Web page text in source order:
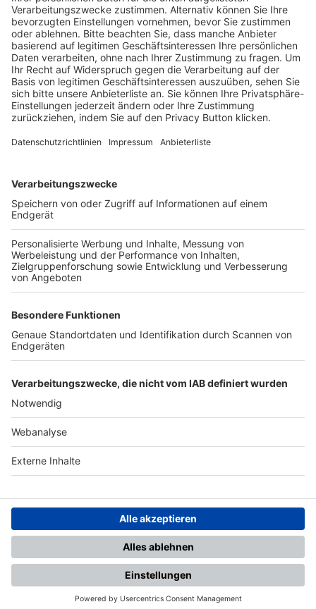
Schulungsangebot Vereinsmitarbeiter
BFV-Geschäftsstellen
Trainerbörse
Login SpielPlus
FOLGE DEM BFV
TOP-VEREINE
TOP-PARTNER
Nutzungsbedingungen Datenschutz Impressum